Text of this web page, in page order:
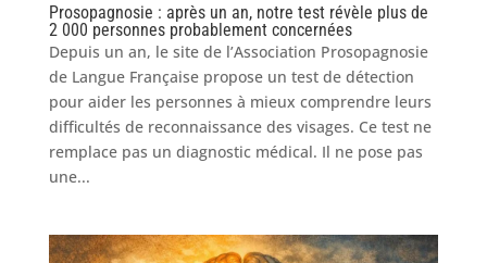
Prosopagnosie : après un an, notre test révèle plus de
2 000 personnes probablement concernées
Depuis un an, le site de l’Association Prosopagnosie
de Langue Française propose un test de détection
pour aider les personnes à mieux comprendre leurs
difficultés de reconnaissance des visages. Ce test ne
remplace pas un diagnostic médical. Il ne pose pas
une...